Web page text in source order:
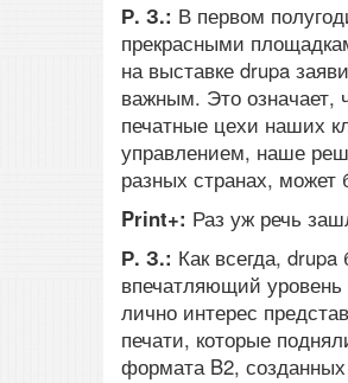
Р. З.: В первом
прекрасными
на выставке drupa
важным. Это означает,
печатные цехи наших
управлением, наше
разных странах,
Print+: Раз уж речь
Р. З.: Как всегда,
впечатляющий уровень
лично интерес
печати, которые
формата B2, созданных